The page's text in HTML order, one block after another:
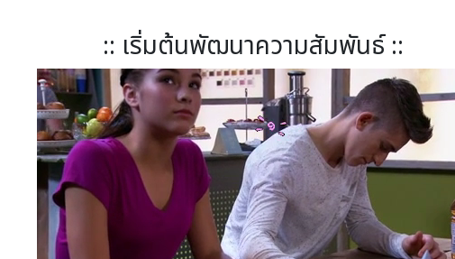
:: เริ่มต้นพัฒนาความสัมพันธ์ ::